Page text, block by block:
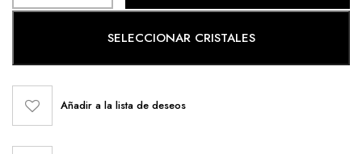
SELECCIONAR CRISTALES
Añadir a la lista de deseos